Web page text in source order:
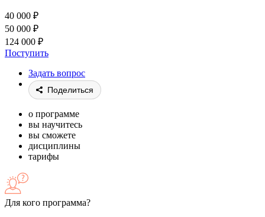
40 000 ₽
50 000 ₽
124 000 ₽
Поступить
Задать вопрос
Поделиться
о программе
вы научитесь
вы сможете
дисциплины
тарифы
Для кого программа?